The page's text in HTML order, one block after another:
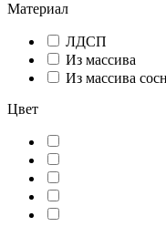
Материал
ЛДСП
Из массива
Из массива
Цвет